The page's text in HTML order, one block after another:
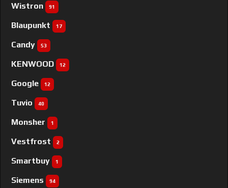
Wistron 91
Blaupunkt 17
Candy 53
KENWOOD 12
Google 12
Tuvio 40
Monsher 1
Vestfrost 2
Smartbuy 1
Siemens 94